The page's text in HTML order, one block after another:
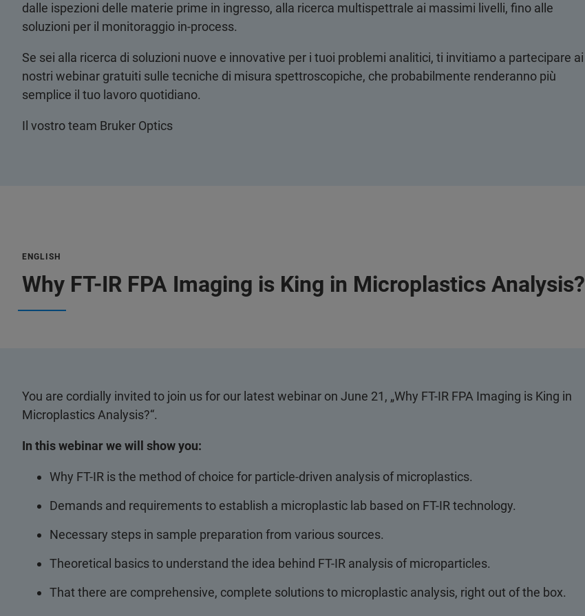
dalle ispezioni delle materie prime in ingresso, alla ricerca multispettrale ai massimi livelli, fino alle
soluzioni per il monitoraggio in-process.
Se sei alla ricerca di soluzioni nuove e innovative per i tuoi problemi analitici, ti invitiamo a partecipare ai
nostri webinar gratuiti sulle tecniche di misura spettroscopiche, che probabilmente renderanno più
semplice il tuo lavoro quotidiano.
Il vostro team Bruker Optics
ENGLISH
Why FT-IR FPA Imaging is King in Microplastics Analysis?
You are cordially invited to join us for our latest webinar on June 21, „Why FT-IR FPA Imaging is King in
Microplastics Analysis?“.
In this webinar we will show you:
Why FT-IR is the method of choice for particle-driven analysis of microplastics.
Demands and requirements to establish a microplastic lab based on FT-IR technology.
Necessary steps in sample preparation from various sources.
Theoretical basics to understand the idea behind FT-IR analysis of microparticles.
That there are comprehensive, complete solutions to microplastic analysis, right out of the box.